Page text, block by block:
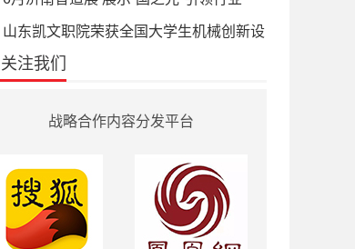
山东凯文职院荣获全国大学生机械创新设
关注我们
战略合作内容分发平台